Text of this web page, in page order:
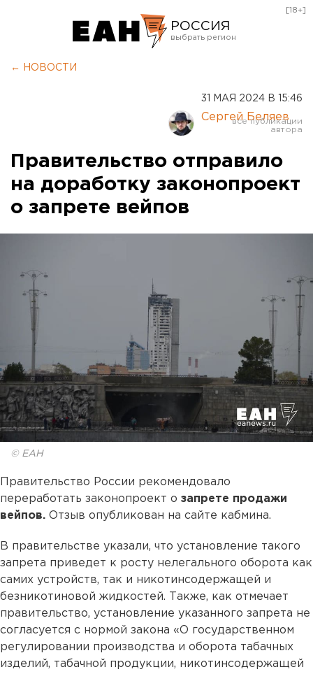
РОССИЯ
Курган
Оренбург
[18+]
← НОВОСТИ
31 МАЯ 2024 В 15:46
Сергей Беляев
Правительство отправило
на доработку законопроект
о запрете вейпов
© ЕАН
Правительство России рекомендовало
переработать законопроект о запрете продажи
вейпов. Отзыв опубликован на сайте кабмина.
В правительстве указали, что установление такого
запрета приведет к росту нелегального оборота как
самих устройств, так и никотинсодержащей и
безникотиновой жидкостей. Также, как отмечает
правительство, установление указанного запрета не
согласуется с нормой закона «О государственном
регулировании производства и оборота табачных
изделий, табачной продукции, никотинсодержащей